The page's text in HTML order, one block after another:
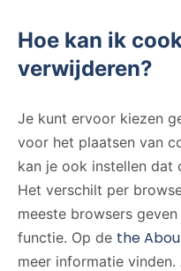
Hoe kan ik
verwijderen?
Je kunt ervoor kiezen
voor het plaatsen van
kan je ook instellen dat
Het verschilt per
meeste browsers
functie. Op de the
meer informatie